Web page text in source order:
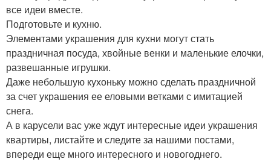
все идеи вместе.
Подготовьте и кухню.
Элементами украшения для кухни могут стать
праздничная посуда, хвойные венки и маленькие елочки,
развешанные игрушки.
Даже небольшую кухоньку можно сделать праздничной
за счет украшения ее еловыми ветками с имитацией
снега.
А в карусели вас уже ждут интересные идеи украшения
квартиры, листайте и следите за нашими постами,
впереди еще много интересного и новогоднего.